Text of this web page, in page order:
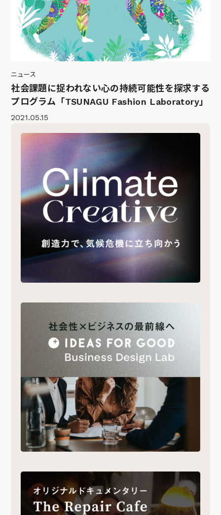
ニュース
社会課題に捉われない心の持続可能性を探求する
プログラム「TSUNAGU Fashion Laboratory」
2021.05.15